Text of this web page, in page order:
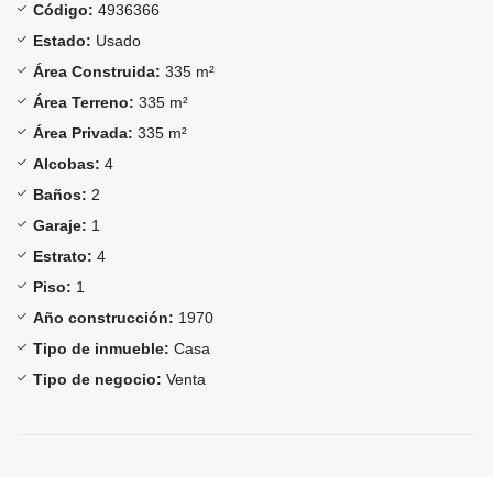
Código: 4936366
Estado: Usado
Área Construida: 335 m²
Área Terreno: 335 m²
Área Privada: 335 m²
Alcobas: 4
Baños: 2
Garaje: 1
Estrato: 4
Piso: 1
Año construcción: 1970
Tipo de inmueble: Casa
Tipo de negocio: Venta